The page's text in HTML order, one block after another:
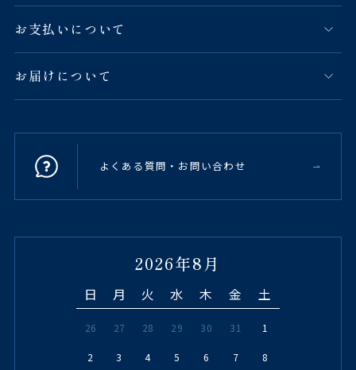
お支払いについて
お届けについて
よくある質問・お問い合わせ
2026年8月
日 月 火 水 木 金 土
26 27 28 29 30 31 1
2 3 4 5 6 7 8